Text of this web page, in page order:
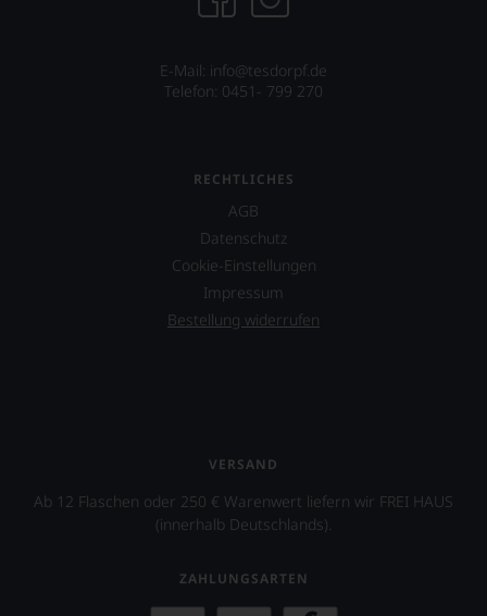
E-Mail: info@tesdorpf.de
Telefon: 0451- 799 270
RECHTLICHES
AGB
Datenschutz
Cookie-Einstellungen
Impressum
Bestellung widerrufen
VERSAND
Ab 12 Flaschen oder 250 € Warenwert liefern wir FREI HAUS
(innerhalb Deutschlands).
ZAHLUNGSARTEN